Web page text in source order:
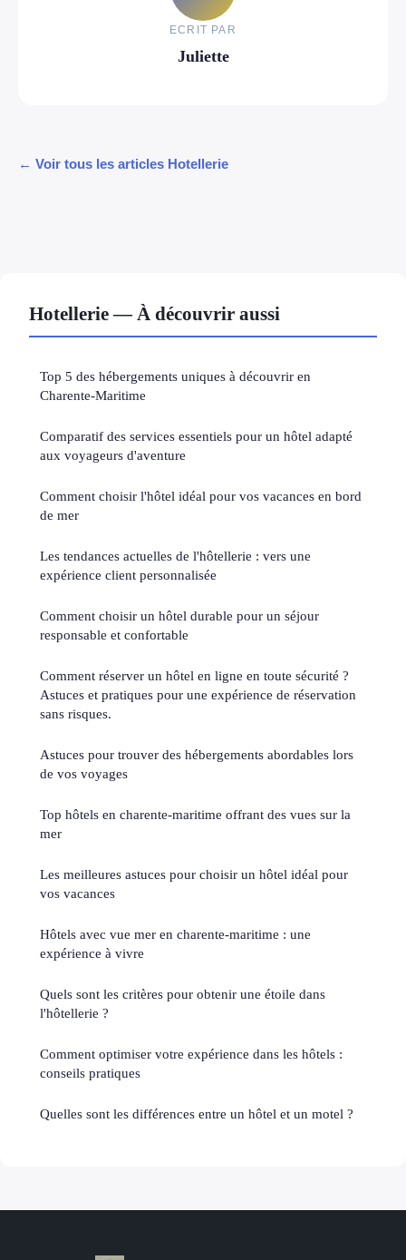
ECRIT PAR
Juliette
← Voir tous les articles Hotellerie
Hotellerie — À découvrir aussi
Top 5 des hébergements uniques à découvrir en
Charente-Maritime
Comparatif des services essentiels pour un hôtel adapté
aux voyageurs d'aventure
Comment choisir l'hôtel idéal pour vos vacances en bord
de mer
Les tendances actuelles de l'hôtellerie : vers une
expérience client personnalisée
Comment choisir un hôtel durable pour un séjour
responsable et confortable
Comment réserver un hôtel en ligne en toute sécurité ?
Astuces et pratiques pour une expérience de réservation
sans risques.
Astuces pour trouver des hébergements abordables lors
de vos voyages
Top hôtels en charente-maritime offrant des vues sur la
mer
Les meilleures astuces pour choisir un hôtel idéal pour
vos vacances
Hôtels avec vue mer en charente-maritime : une
expérience à vivre
Quels sont les critères pour obtenir une étoile dans
l'hôtellerie ?
Comment optimiser votre expérience dans les hôtels :
conseils pratiques
Quelles sont les différences entre un hôtel et un motel ?